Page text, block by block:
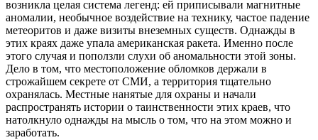
возникла целая система легенд: ей приписывали магнитные
аномалии, необычное воздействие на технику, частое падение
метеоритов и даже визиты внеземных существ. Однажды в
этих краях даже упала американская ракета. Именно после
этого случая и поползли слухи об аномальности этой зоны.
Дело в том, что местоположение обломков держали в
строжайшем секрете от СМИ, а территория тщательно
охранялась. Местные нанятые для охраны и начали
распространять истории о таинственности этих краев, что
натолкнуло однажды на мысль о том, что на этом можно и
заработать.